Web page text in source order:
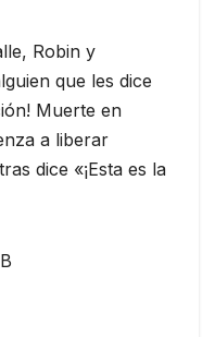
Robin y
que les dice
Muerte en
a liberar
dice «¡Esta es la